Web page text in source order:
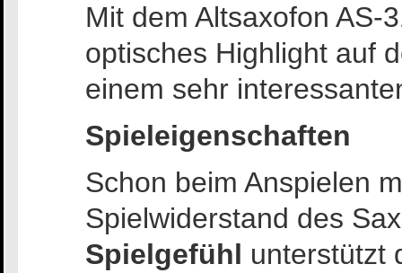
Mit dem Altsaxofon AS-
optisches Highlight auf
einem sehr
Spieleigenschaften
Schon beim Anspielen
Spielwiderstand des
Spielgefühl unterstützt